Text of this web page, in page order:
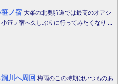
ノ宿 大峯の北奥駈道では最高のオアシ
笹ノ宿へ久しぶりに行ってみたくなり ...
川へ周回 梅雨のこの時期はいつものあ